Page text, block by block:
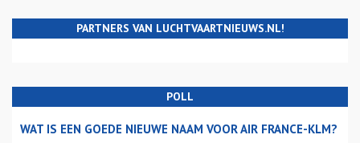
PARTNERS VAN LUCHTVAARTNIEUWS.NL!
POLL
WAT IS EEN GOEDE NIEUWE NAAM VOOR AIR FRANCE-KLM?